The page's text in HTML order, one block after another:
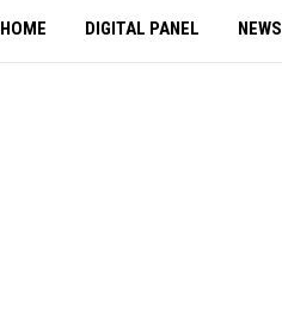
HOME DIGITAL PANEL NEWS